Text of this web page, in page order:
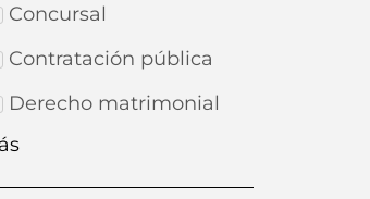
Concursal
Contratación pública
Derecho matrimonial